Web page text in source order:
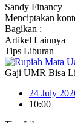
Sandy Financy
Menciptakan
Bagikan :
Artikel Lainnya
Tips Liburan
Gaji UMR Bisa
24 July
10:00